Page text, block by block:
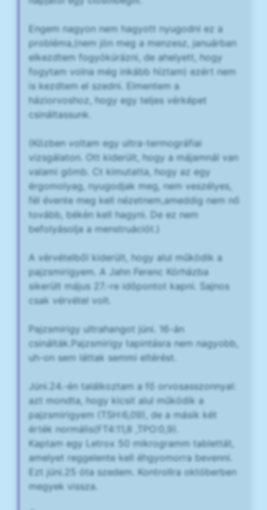
Engem nagyon nem hagyott nyugodni ez a
probléma,(nem jön meg a menzesz, januárban
elkezdtem fogyókúrázni, de ahelyett, hogy
fogytam volna még inkább híztam) ezért nem
is kezdtem el szedni. Elmentem a
háziorvoshoz, hogy egy teljes vérképet
csináltassunk.
(Közben voltam egy ultra-termográfiai
vizsgálaton. Ott kiderült, hogy a májamnál van
valami gömb. Ct kimutatta, hogy az egy
érgomolyag, nyugodjak meg, nem veszélyes,
fél évente meg kell nézetnem,ameddig nem nő
tovább, békén kell hagyni. De ez nem
befolyásolja a menstruációt.)
A vérvételből kiderült, hogy alul működik a
pajzsmirigyem. A Jahn Ferenc Kórházba
sikerült május 27.-re időpontot kapni. Sajnos
csak vérvétel volt.
Pajzsmirigy ultrahangot júni. 16-án
csinálták.Pajzsmirigy tapintásra nem nagyobb,
uh-on sem láttak semmi eltérést.
Júni.24.-én találkoztam a fő orvosasszonnyal:
azt mondta, hogy kicsit alul működik a
pajzsmirigyem (TSH:6,09), de a másik két
érték normális(FT4:11,8 ,TPO:0,9).
Kaptam egy Letrox 50 mikrogramm tablettát,
amelyet reggelente kell éhgyomorra bevenni.
Ezt júni.25 óta szedem. Kontrollra októberben
megyek vissza.